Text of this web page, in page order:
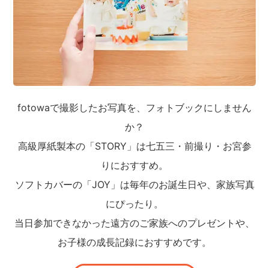
fotowaで撮影したお写真を、フォトブックにしません
か？
高級厚紙製本の「STORY」は七五三・前撮り・お宮参
りにおすすめ。
ソフトカバーの「JOY」は毎年のお誕生日や、家族写真
にぴったり。
当日参加できなかった遠方のご家族へのプレゼントや、
お子様の成長記録におすすめです。